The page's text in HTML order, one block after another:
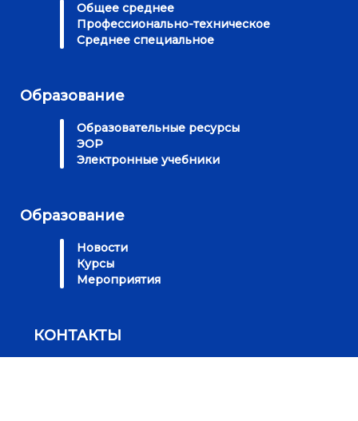
Общее среднее
Профессионально-техническое
Среднее специальное
Образование
Образовательные ресурсы
ЭОР
Электронные учебники
Образование
Новости
Курсы
Мероприятия
КОНТАКТЫ